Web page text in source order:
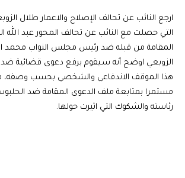
ارجع النائب عن تحالف الإصلاح والاعمار طلال
التي حصلت مع النائب عن تحالف المحور عبد الله
المقامة من قبله ضد رئيس مجلس النواب محمد
الزوبعي اوضح أنه سـيقوم برفع دعوى قضائية ضد
هذا الموقف الاندفاعي والشخصي بحسب وصفه،
مستمرا بمتابعة ملف الدعوى المقامة ضد
رئاسته والشكوك التي اثيرت حولها.